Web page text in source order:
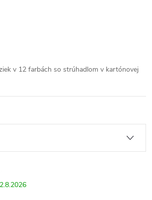
v 12 farbách so strúhadlom v kartónovej